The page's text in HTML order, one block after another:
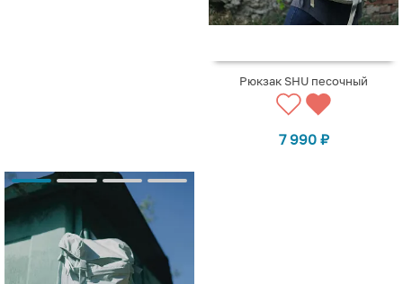
Рюкзак SHU песочный
7 990 ₽